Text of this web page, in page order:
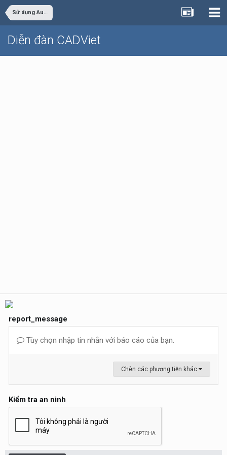
Sử dụng AutoCAD
Diễn đàn CADViet
report_message
Tùy chọn nhập tin nhắn với báo cáo của bạn.
Chèn các phương tiện khác
Kiểm tra an ninh